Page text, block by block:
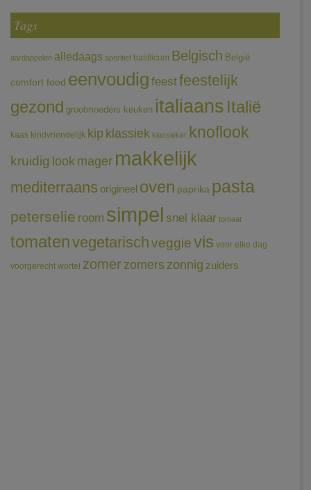
Tags
aardappelen alledaags aperitief basilicum Belgisch België
comfort food eenvoudig feestfeestelijk
gezond grootmoeders keuken italiaans Italië
kaas kindvriendelijk kip klassiek klassieker knoflook
kruidig look mager makkelijk
mediterraans origineel oven paprika pasta
peterselie room simpel snel klaar tomaat
tomatenvegetarischveggievis voor elke dag
voorgerecht wortel zomerzomerszonnig zuiders